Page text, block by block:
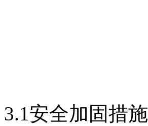
3.1安全加固措施